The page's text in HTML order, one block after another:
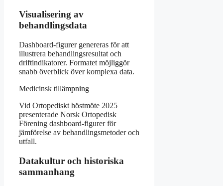
Visualisering av
behandlingsdata
Dashboard-figurer genereras för att
illustrera behandlingsresultat och
driftindikatorer. Formatet möjliggör
snabb överblick över komplexa data.
Medicinsk tillämpning
Vid Ortopediskt höstmöte 2025
presenterade Norsk Ortopedisk
Förening dashboard-figurer för
jämförelse av behandlingsmetoder och
utfall.
Datakultur och historiska
sammanhang